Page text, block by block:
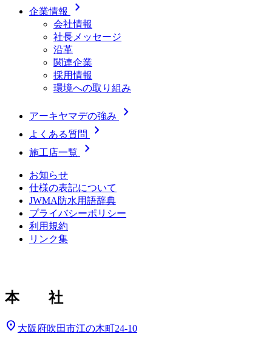
企業情報
chevron_right
会社情報
社長メッセージ
沿革
関連企業
採用情報
環境への取り組み
アーキヤマデの強み chevron_right
よくある質問 chevron_right
施工店一覧 chevron_right
お知らせ
仕様の表記について
JWMA防水用語辞典
プライバシーポリシー
利用規約
リンク集
本 社
location_on 大阪府吹田市江の木町24-10